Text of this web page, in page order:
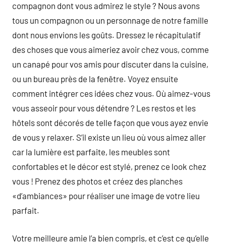
compagnon dont vous admirez le style ? Nous avons
tous un compagnon ou un personnage de notre famille
dont nous envions les goûts. Dressez le récapitulatif
des choses que vous aimeriez avoir chez vous, comme
un canapé pour vos amis pour discuter dans la cuisine,
ou un bureau près de la fenêtre. Voyez ensuite
comment intégrer ces idées chez vous. Où aimez-vous
vous asseoir pour vous détendre ? Les restos et les
hôtels sont décorés de telle façon que vous ayez envie
de vous y relaxer. S’il existe un lieu où vous aimez aller
car la lumière est parfaite, les meubles sont
confortables et le décor est stylé, prenez ce look chez
vous ! Prenez des photos et créez des planches
«d’ambiances» pour réaliser une image de votre lieu
parfait.
Votre meilleure amie l’a bien compris, et c’est ce qu’elle